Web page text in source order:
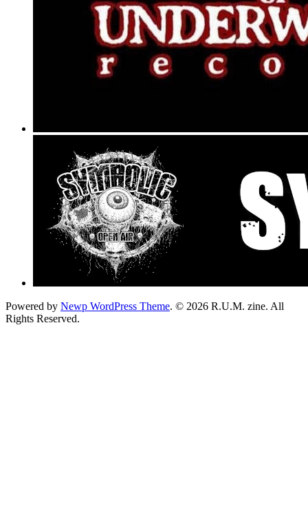
Powered by Newp WordPress Theme. © 2026 R.U.M. zine. All
Rights Reserved.